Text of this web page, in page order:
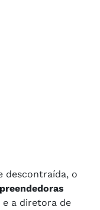
descontraída, o
e a diretora de